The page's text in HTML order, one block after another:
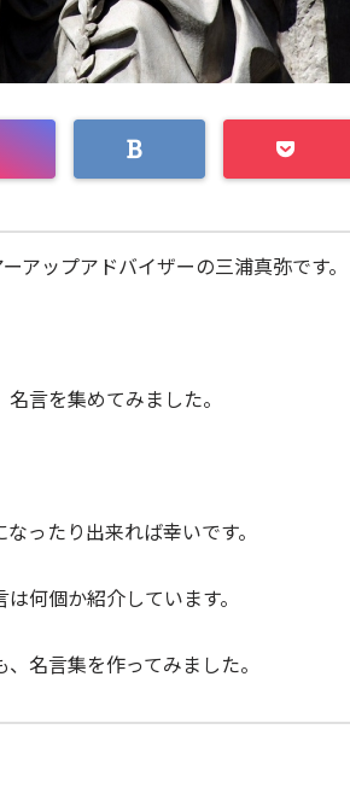
アップアドバイザーの三浦真弥です。
言を集めてみました。
ったり出来れば幸いです。
何個か紹介しています。
名言集を作ってみました。